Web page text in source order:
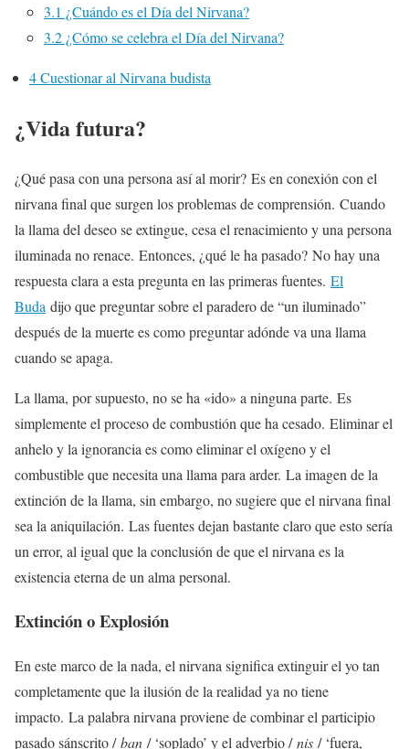
3.1 ¿Cuándo es el Día del Nirvana?
3.2 ¿Cómo se celebra el Día del Nirvana?
4Cuestionar al Nirvana budista
¿Vida futura?
¿Qué pasa con una persona así al morir? Es en conexión con el
nirvana final que surgen los problemas de comprensión. Cuando
la llama del deseo se extingue, cesa el renacimiento y una persona
iluminada no renace. Entonces, ¿qué le ha pasado? No hay una
respuesta clara a esta pregunta en las primeras fuentes. El
Buda dijo que preguntar sobre el paradero de “un iluminado”
después de la muerte es como preguntar adónde va una llama
cuando se apaga.
La llama, por supuesto, no se ha «ido» a ninguna parte. Es
simplemente el proceso de combustión que ha cesado. Eliminar el
anhelo y la ignorancia es como eliminar el oxígeno y el
combustible que necesita una llama para arder. La imagen de la
extinción de la llama, sin embargo, no sugiere que el nirvana final
sea la aniquilación. Las fuentes dejan bastante claro que esto sería
un error, al igual que la conclusión de que el nirvana es la
existencia eterna de un alma personal.
Extinción o Explosión
En este marco de la nada, el nirvana significa extinguir el yo tan
completamente que la ilusión de la realidad ya no tiene
impacto. La palabra nirvana proviene de combinar el participio
pasado sánscrito /ban / ‘soplado’ y el adverbio /nis / ‘fuera,